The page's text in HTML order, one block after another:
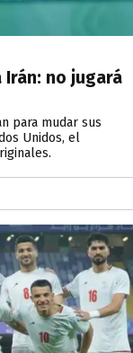
Irán: no jugará
para mudar sus
Unidos, el